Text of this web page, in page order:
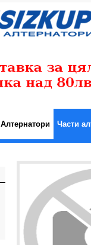
Алтернатори Части